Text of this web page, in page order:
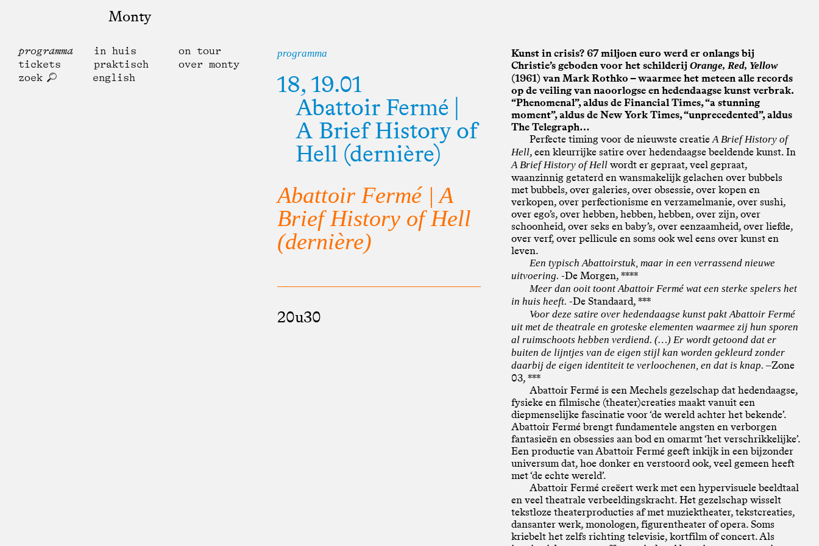
Monty
programma in huis
on tour
tickets
praktisch
over monty
zoek
english
programma
18, 19.01
Abattoir Fermé |
A Brief History of
Hell (dernière)
Abattoir Fermé | A
Brief History of Hell
(dernière)
20u30
Kunst in crisis? 67 miljoen euro werd er onlangs bij
Christie’s geboden voor het schilderij Orange, Red, Yellow
(1961) van Mark Rothko – waarmee het meteen alle records
op de veiling van naoorlogse en hedendaagse kunst verbrak.
“Phenomenal”, aldus de Financial Times, “a stunning
moment”, aldus de New York Times, “unprecedented”, aldus
The Telegraph…
Perfecte timing voor de nieuwste creatieA Brief History of
Hell, een kleurrijke satire over hedendaagse beeldende kunst. In
A Brief History of Hellwordt er gepraat, veel gepraat,
waanzinnig getaterd en wansmakelijk gelachen over bubbels
met bubbels, over galeries, over obsessie, over kopen en
verkopen, over perfectionisme en verzamelmanie, over sushi,
over ego’s, over hebben, hebben, hebben, over zijn, over
schoonheid, over seks en baby’s, over eenzaamheid, over liefde,
over verf, over pellicule en soms ook wel eens over kunst en
leven.
Een typisch Abattoirstuk, maar in een verrassend nieuwe
uitvoering. -De Morgen, ****
Meer dan ooit toont Abattoir Fermé wat een sterke spelers het
in huis heeft. -De Standaard, ***
Voor deze satire over hedendaagse kunst pakt Abattoir Fermé
uit met de theatrale en groteske elementen waarmee zij hun sporen
al ruimschoots hebben verdiend. (…) Er wordt getoond dat er
buiten de lijntjes van de eigen stijl kan worden gekleurd zonder
daarbij de eigen identiteit te verloochenen, en dat is knap. –Zone
03, ***
Abattoir Fermé is een Mechels gezelschap dat hedendaagse,
fysieke en filmische (theater)creaties maakt vanuit een
diepmenselijke fascinatie voor ‘de wereld achter het bekende’.
Abattoir Fermé brengt fundamentele angsten en verborgen
fantasieën en obsessies aan bod en omarmt ‘het verschrikkelijke’.
Een productie van Abattoir Fermé geeft inkijk in een bijzonder
universum dat, hoe donker en verstoord ook, veel gemeen heeft
met ‘de echte wereld’.
Abattoir Fermé creëert werk met een hypervisuele beeldtaal
en veel theatrale verbeeldingskracht. Het gezelschap wisselt
tekstloze theaterproducties af met muziektheater, tekstcreaties,
dansanter werk, monologen, figurentheater of opera. Soms
kriebelt het zelfs richting televisie, kortfilm of concert. Als